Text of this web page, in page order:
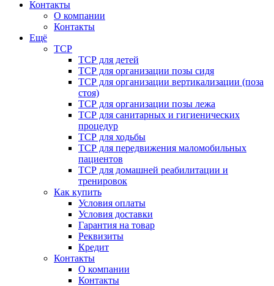
Контакты
О компании
Контакты
Ещё
ТСР
ТСР для детей
ТСР для организации позы сидя
ТСР для организации вертикализации (поза
стоя)
ТСР для организации позы лежа
ТСР для санитарных и гигиенических
процедур
ТСР для ходьбы
ТСР для передвижения маломобильных
пациентов
ТСР для домашней реабилитации и
тренировок
Как купить
Условия оплаты
Условия доставки
Гарантия на товар
Реквизиты
Кредит
Контакты
О компании
Контакты